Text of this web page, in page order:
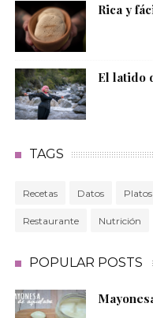
Rica y
El latido
TAGS
Recetas Datos
Restaurante Nutrición
POPULAR POSTS